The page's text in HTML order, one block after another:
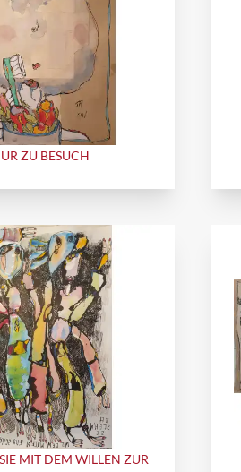
ZU BESUCH
MIT DEM WILLEN ZUR